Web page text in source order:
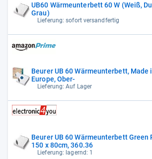
UB60 Wärmeunterbett 60 W (Weiß,
Grau)
Lieferung: sofort versandfertig
Beurer UB 60 Wärmeunterbett, Made
Europe, Ober-
Lieferung: Auf Lager
Beurer UB 60 Wärmeunterbett Green
150 x 80cm, 360.36
Lieferung: lagernd: 1